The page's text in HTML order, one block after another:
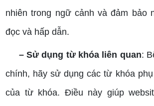
nhiên trong ngữ cảnh và đảm bảo
đọc và hấp dẫn.
– Sử dụng từ khóa liên quan:
chính, hãy sử dụng các từ khóa
của từ khóa. Điều này giúp